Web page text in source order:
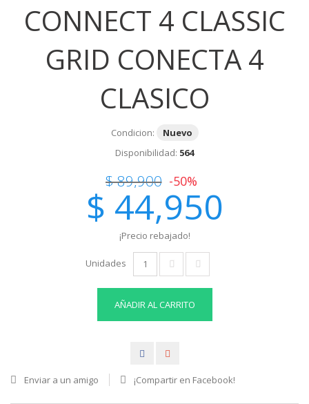
CONNECT 4 CLASSIC
GRID CONECTA 4
CLASICO
Condicion:
Nuevo
Disponibilidad: 564
$ 89,900 -50%
$ 44,950
¡Precio rebajado!
Unidades
AÑADIR AL CARRITO
Enviar a un amigo ¡Compartir en Facebook!